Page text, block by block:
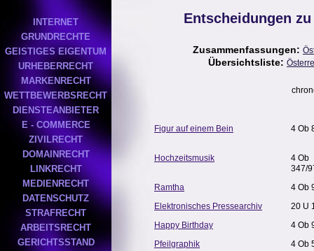
INTERNET
GRUNDRECHTE
GEISTIGES EIGENTUM
URHEBERRECHT
MARKENRECHT
WETTBEWERBSRECHT
DIENSTEANBIETER
E - COMMERCE
ZIVILRECHT
DOMAINRECHT
LINKRECHT
MEDIENRECHT
DATENSCHUTZ
STRAFRECHT
ARBEITSRECHT
GERICHTSSTAND
Entscheidungen
Zusammenfassungen:
Übersichtsliste:
Figur auf einem Bein 4 Ob
Hochzeitsmusik
4 Ob
347/
Ramtha
4 Ob
Elektronisches Pressearchiv
20 U
Happy Birthday
4 Ob
Pfeilgraphik
4 Ob